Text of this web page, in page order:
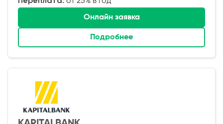
Онлайн заявка
Подробнее